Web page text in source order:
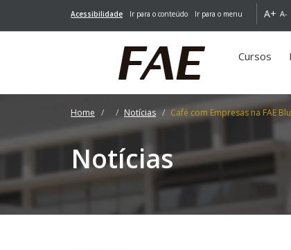
Acessibilidade Ir para o conteúdo Ir para o menu A+ A-
Cursos
Home Notícias Café com Empresas na FAE
Notícias